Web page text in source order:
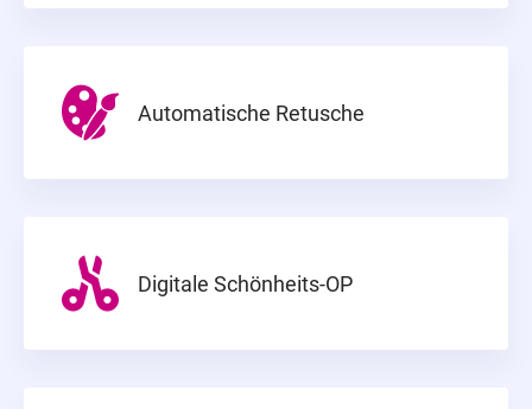
Automatische Retusche
Digitale Schönheits-OP